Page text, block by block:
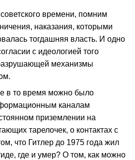
времени, помним
наказания, которыми
тогдашняя власть. И одно
с идеологией того
механизмы
в то время можно было
каналам
приземлении на
тарелочек, о контактах с
что Гитлер до 1975 года жил
где и умер? О том, как можно